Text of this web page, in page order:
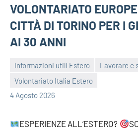
VOLONTARIATO
CITTÀ DI TORINO PER I
AI 30 ANNI
Informazioni utili Estero
Lavorare e
Volontariato Italia Estero
4 Agosto 2026
bragiovani
ESPERIENZE ALL’ESTERO?